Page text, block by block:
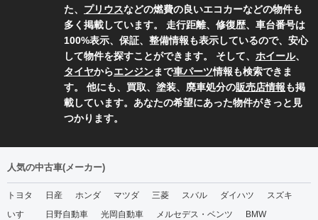
た、 プリウスなどの燃費の良いエコカーなどの物件も
多く掲載しています。 走行距離、修復歴、車台番号は
100%表示、保証、整備情報も表示しているので、安心
して物件を探すことができます。 そして、 ホイール、
タイヤからエンジンまで車パーツ情報も検索できま
す。 他にも、買取、塗装、廃車処分の販売店情報も掲
載しています。あなたの希望にあった物件がきっと見
つかります。
人気の中古車(メーカー)
トヨタ 日産 ホンダ マツダ 三菱 スバル ダイハツ
スズキ
いすゞ
日野自動車 光岡自動車 メルセデス・ベンツ
BMW